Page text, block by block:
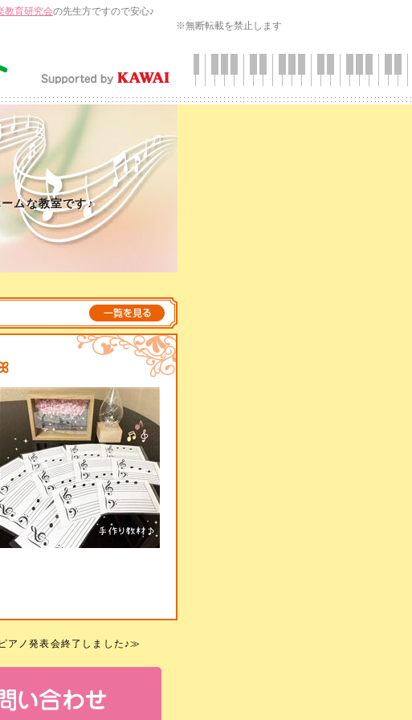
教育研究会の先生方ですので安心♪
※無断転載を禁止します
ムな教室です♪
アノ発表会終了しました♪≫